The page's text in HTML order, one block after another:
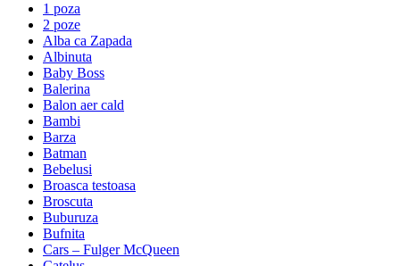
1 poza
2 poze
Alba ca Zapada
Albinuta
Baby Boss
Balerina
Balon aer cald
Bambi
Barza
Batman
Bebelusi
Broasca testoasa
Broscuta
Buburuza
Bufnita
Cars – Fulger McQueen